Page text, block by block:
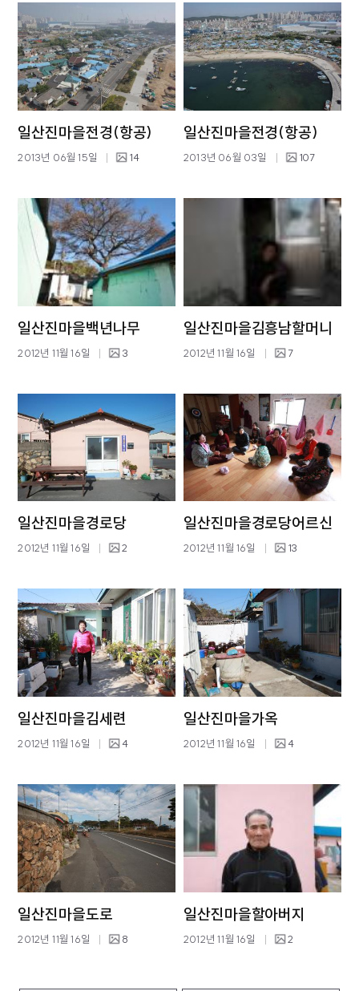
일산진마을전경(항공)
2013년 06월 15일 14
일산진마을전경(항공)
2013년 06월 03일 107
일산진마을백년나무
2012년 11월 16일 3
일산진마을김흥남할머니
2012년 11월 16일 7
일산진마을경로당
2012년 11월 16일 2
일산진마을경로당어르신
2012년 11월 16일 13
일산진마을김세련
2012년 11월 16일 4
일산진마을가옥
2012년 11월 16일 4
일산진마을도로
2012년 11월 16일 8
일산진마을할아버지
2012년 11월 16일 2